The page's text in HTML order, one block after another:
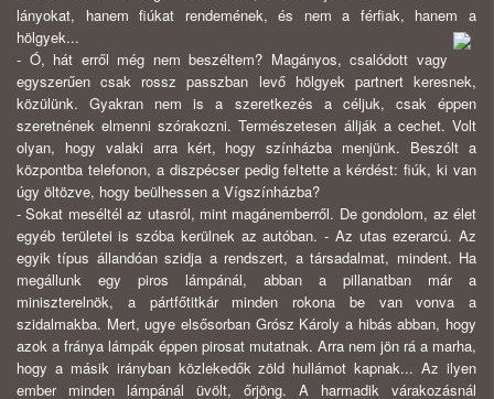
lányokat, hanem fiúkat rendemének, és nem a férfiak, hanem a
hölgyek...
- Ó, hát erről még nem beszéltem? Magányos, csalódott vagy
egyszerűen csak rossz passzban levő hölgyek partnert keresnek,
közülünk. Gyakran nem is a szeretkezés a céljuk, csak éppen
szeretnének elmenni szórakozni. Természetesen állják a cechet. Volt
olyan, hogy valaki arra kért, hogy színházba menjünk. Beszólt a
központba telefonon, a diszpécser pedig feltette a kérdést: fiúk, ki van
úgy öltözve, hogy beülhessen a Vígszínházba?
- Sokat meséltél az utasról, mint magánemberről. De gondolom, az élet
egyéb területei is szóba kerülnek az autóban. - Az utas ezerarcú. Az
egyik típus állandóan szidja a rendszert, a társadalmat, mindent. Ha
megállunk egy piros lámpánál, abban a pillanatban már a
miniszterelnök, a pártfőtitkár minden rokona be van vonva a
szidalmakba. Mert, ugye elsősorban Grósz Károly a hibás abban, hogy
azok a fránya lámpák éppen pirosat mutatnak. Arra nem jön rá a marha,
hogy a másik irányban közlekedők zöld hullámot kapnak... Az ilyen
ember minden lámpánál üvölt, őrjöng. A harmadik várakozásnál